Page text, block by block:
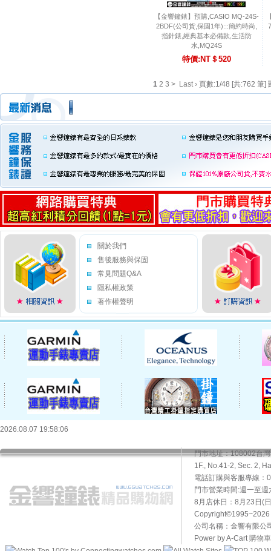
【金響鐘錶】預購,CASIO MQ-24S-
2BDF(公司貨,保固1年):::簡約時尚,
指針錶,經典基本必備款,生活防
水,MQ24S
特價:NT＄520
1 2 3 > Last › 頁數:1/48 [共:762 筆]
關於我們
售後服務與保固
常見問題Q&A
隱私權政策
著作權聲明
2026.08.07 19:58:06
門市地址：108002台
1F., No.41-2, Sec. 2,
電話訂購與客服專線
門市營業時間:週一至
8月店休日：8月23日(
Copyright©1995~2026
公司名稱：金響有限公
Power by A-Cart購物車